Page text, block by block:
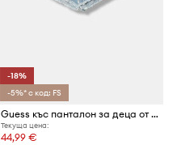
-18%
-5%* с код: FS
Guess къс панталон за деца от деним
Текуща цена:
44,99 €